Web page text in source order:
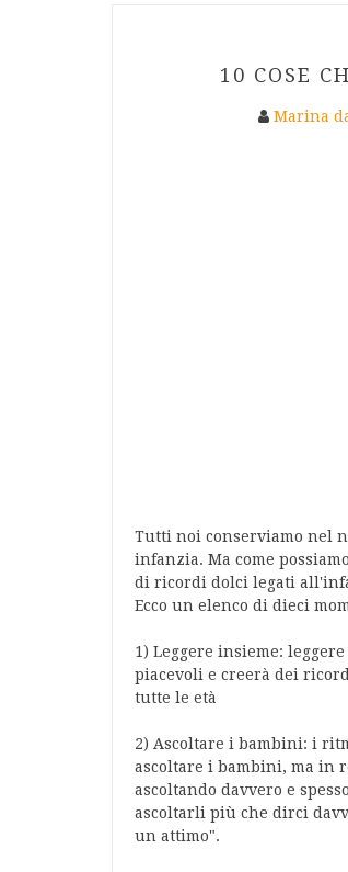
10 COSE
Marina
Tutti noi conserviamo nel
infanzia. Ma come
di ricordi dolci legati
Ecco un elenco di dieci
1) Leggere insieme:
piacevoli e creerà dei
tutte le età
2) Ascoltare i bambini: i
ascoltare i bambini, ma in
ascoltando davvero e
ascoltarli più che dirci
un attimo".